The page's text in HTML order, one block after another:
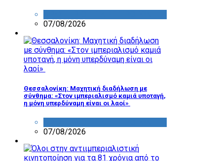
07/08/2026
Θεσσαλονίκη: Μαχητική διαδήλωση με
σύνθημα: «Στον ιμπεριαλισμό καμιά υποταγή,
η μόνη υπερδύναμη είναι οι λαοί»
07/08/2026